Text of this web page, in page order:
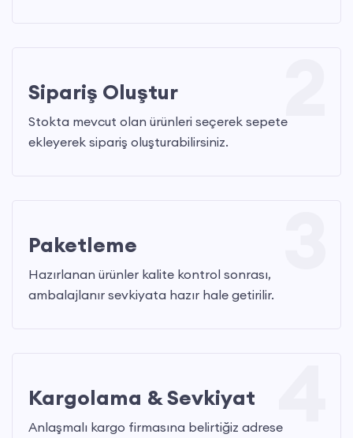
Sipariş Oluştur
Stokta mevcut olan ürünleri seçerek sepete
ekleyerek sipariş oluşturabilirsiniz.
Paketleme
Hazırlanan ürünler kalite kontrol sonrası,
ambalajlanır sevkiyata hazır hale getirilir.
Kargolama & Sevkiyat
Anlaşmalı kargo firmasına belirtiğiz adrese